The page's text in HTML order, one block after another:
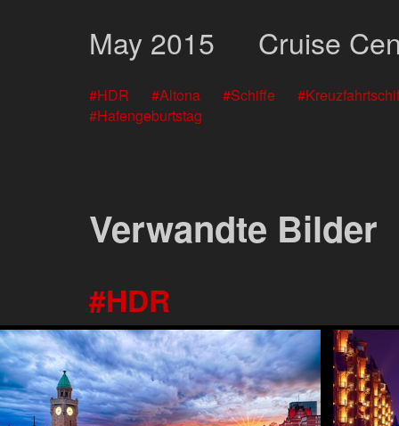
May 2015 Cruise
HDR Altona Schiffe
Hafengeburtstag
Verwandte Bilder
HDR